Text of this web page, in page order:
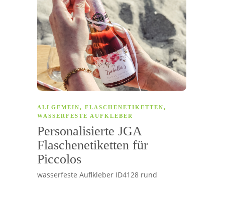
ALLGEMEIN, FLASCHENETIKETTEN,
WASSERFESTE AUFKLEBER
Personalisierte JGA
Flaschenetiketten für
Piccolos
wasserfeste Auflkleber ID4128 rund